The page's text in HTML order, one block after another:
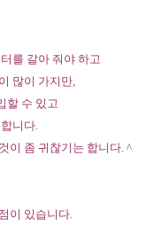
를 갈아 줘야 하고
많이 가지만,
할 수 있고
니다.
이 좀 귀찮기는 합니다. ^
이 있습니다.